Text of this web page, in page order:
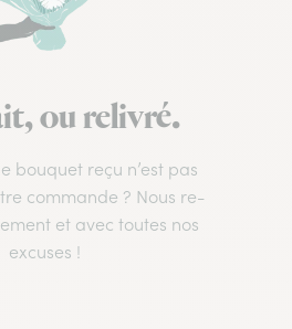
ou relivré.
bouquet reçu n’est pas
commande ? Nous re-
et avec toutes nos
excuses !